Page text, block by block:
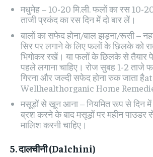
मधुमेह – 10-20 मि.ली. फलों का रस 10-20
ताजी प्रकंद का रस दिन में दो बार लें।
बालों का सफेद होना/बाल झड़ना/रूसी –
सिर पर लगाने के लिए फलों के छिलके को
भिगोकर रखें। या फलों के छिलके से तैयार
पहले लगाना चाहिए। रोज सुबह 1-2 ताजे
गिरना और जल्दी सफेद होना रुक जाता
Wellhealthorganic Home
मसूड़ों से खून आना – नियमित रूप से दिन
ब्रश करने के बाद मसूड़ों पर महीन पाउडर
मालिश करनी चाहिए।
5.दालचीनी(Dalchini)